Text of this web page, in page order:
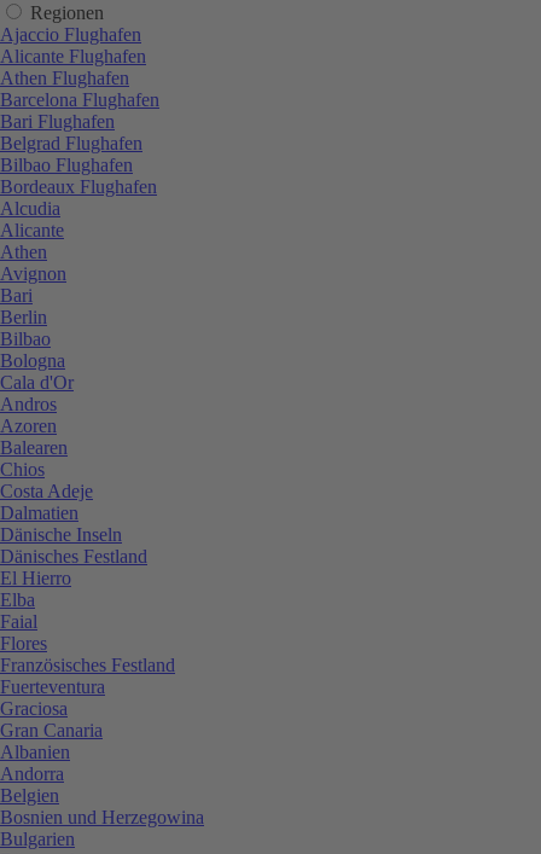
Regionen
Ajaccio Flughafen
Alicante Flughafen
Athen Flughafen
Barcelona Flughafen
Bari Flughafen
Belgrad Flughafen
Bilbao Flughafen
Bordeaux Flughafen
Alcudia
Alicante
Athen
Avignon
Bari
Berlin
Bilbao
Bologna
Cala d'Or
Andros
Azoren
Balearen
Chios
Costa Adeje
Dalmatien
Dänische Inseln
Dänisches Festland
El Hierro
Elba
Faial
Flores
Französisches Festland
Fuerteventura
Graciosa
Gran Canaria
Albanien
Andorra
Belgien
Bosnien und Herzegowina
Bulgarien